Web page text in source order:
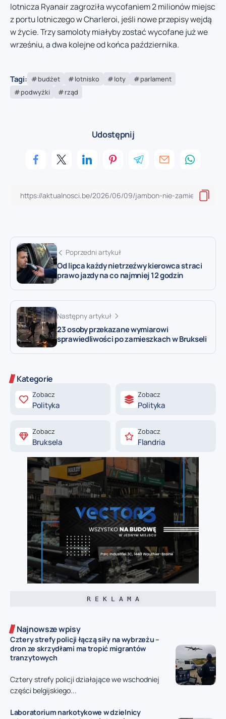
lotnicza Ryanair zagroziła wycofaniem 2 milionów miejsc
z portu lotniczego w Charleroi, jeśli nowe przepisy wejdą
w życie. Trzy samoloty miałyby zostać wycofane już we
wrześniu, a dwa kolejne od końca października.
Tagi: budżet lotnisko loty
parlament
podwyżki
rząd
Udostępnij
Poprzedni artykuł
Od lipca każdy nietrzeźwy kierowca straci
prawo jazdy na co najmniej 12 godzin
Następny artykuł
23 osoby przekazane wymiarowi
sprawiedliwości po zamieszkach w Brukseli
Kategorie
Zobacz
Polityka
Zobacz
Polityka
Zobacz
Bruksela
Zobacz
Flandria
R E K L A M A
Najnowsze wpisy
Cztery strefy policji łączą siły na wybrzeżu –
dron ze skrzydłami ma tropić migrantów
tranzytowych
Cztery strefy policji działające we wschodniej
części belgijskiego...
Laboratorium narkotykowe w dzielnicy